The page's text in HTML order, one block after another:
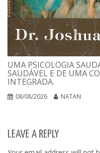
UMA PSICOLOGIA
SAUDÁVEL E DE UMA
INTEGRADA.
08/08/2026 NATAN
LEAVE A REPLY